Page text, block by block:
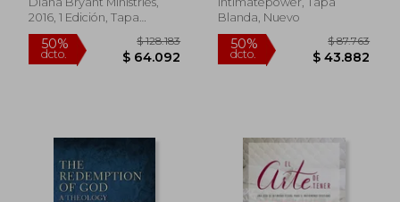
2016, 1 Edición, Tapa
Blanda, Nuevo
Blanda, Nuevo